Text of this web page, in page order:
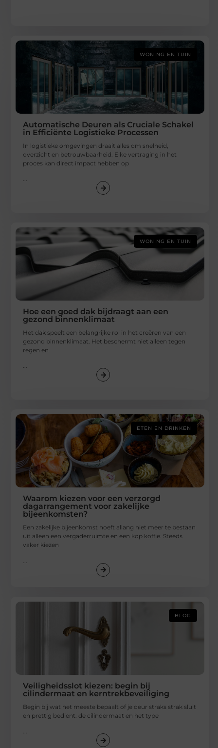
WONING EN TUIN
Automatische Deuren als Cruciale Schakel
in Efficiënte Logistieke Processen
In logistieke omgevingen draait alles om snelheid,
overzicht en betrouwbaarheid. Elke vertraging in het
proces kan direct impact hebben op
...
WONING EN TUIN
Hoe een goed dak bijdraagt aan een
gezond binnenklimaat
Het dak speelt een belangrijke rol in het creëren van een
gezond binnenklimaat. Het beschermt niet alleen tegen
regen en
...
ETEN EN DRINKEN
Waarom kiezen voor een verzorgd
dagarrangement voor zakelijke
bijeenkomsten?
Een zakelijke bijeenkomst hoeft allang niet meer te bestaan
uit alleen een vergaderruimte en een kop koffie. Steeds
vaker kiezen
BLOG
Veiligheidsslot kiezen: begin bij
cilindermaat en kerntrekbeveiliging
Begin bij wat het meeste bepaalt of je deur straks strak sluit
en prettig bedient: de cilindermaat en het type
...